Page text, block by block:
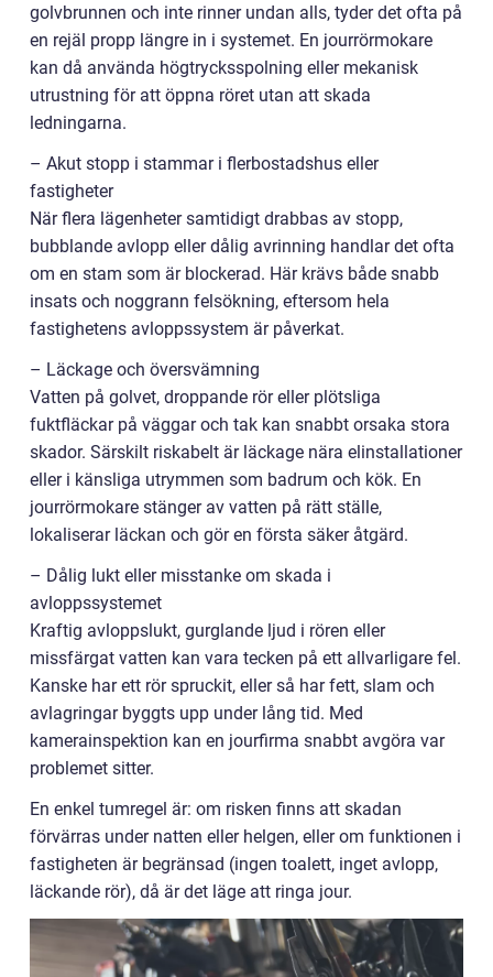
golvbrunnen och inte rinner undan alls, tyder det ofta på
en rejäl propp längre in i systemet. En jourrörmokare
kan då använda högtrycksspolning eller mekanisk
utrustning för att öppna röret utan att skada
ledningarna.
– Akut stopp i stammar i flerbostadshus eller
fastigheter
När flera lägenheter samtidigt drabbas av stopp,
bubblande avlopp eller dålig avrinning handlar det ofta
om en stam som är blockerad. Här krävs både snabb
insats och noggrann felsökning, eftersom hela
fastighetens avloppssystem är påverkat.
– Läckage och översvämning
Vatten på golvet, droppande rör eller plötsliga
fuktfläckar på väggar och tak kan snabbt orsaka stora
skador. Särskilt riskabelt är läckage nära elinstallationer
eller i känsliga utrymmen som badrum och kök. En
jourrörmokare stänger av vatten på rätt ställe,
lokaliserar läckan och gör en första säker åtgärd.
– Dålig lukt eller misstanke om skada i
avloppssystemet
Kraftig avloppslukt, gurglande ljud i rören eller
missfärgat vatten kan vara tecken på ett allvarligare fel.
Kanske har ett rör spruckit, eller så har fett, slam och
avlagringar byggts upp under lång tid. Med
kamerainspektion kan en jourfirma snabbt avgöra var
problemet sitter.
En enkel tumregel är: om risken finns att skadan
förvärras under natten eller helgen, eller om funktionen i
fastigheten är begränsad (ingen toalett, inget avlopp,
läckande rör), då är det läge att ringa jour.